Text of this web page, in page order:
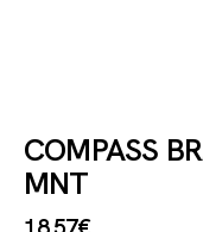
COMPASS
MNT